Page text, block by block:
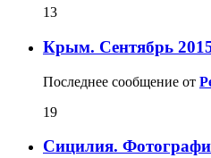
13
Крым. Сентябрь
Последнее сообщение от
19
Сицилия.